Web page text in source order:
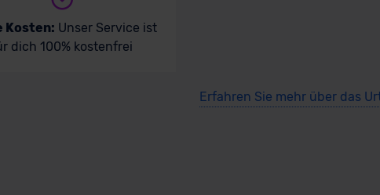
Kosten: Unser Service ist
dich 100% kostenfrei
Erfahren Sie mehr über das